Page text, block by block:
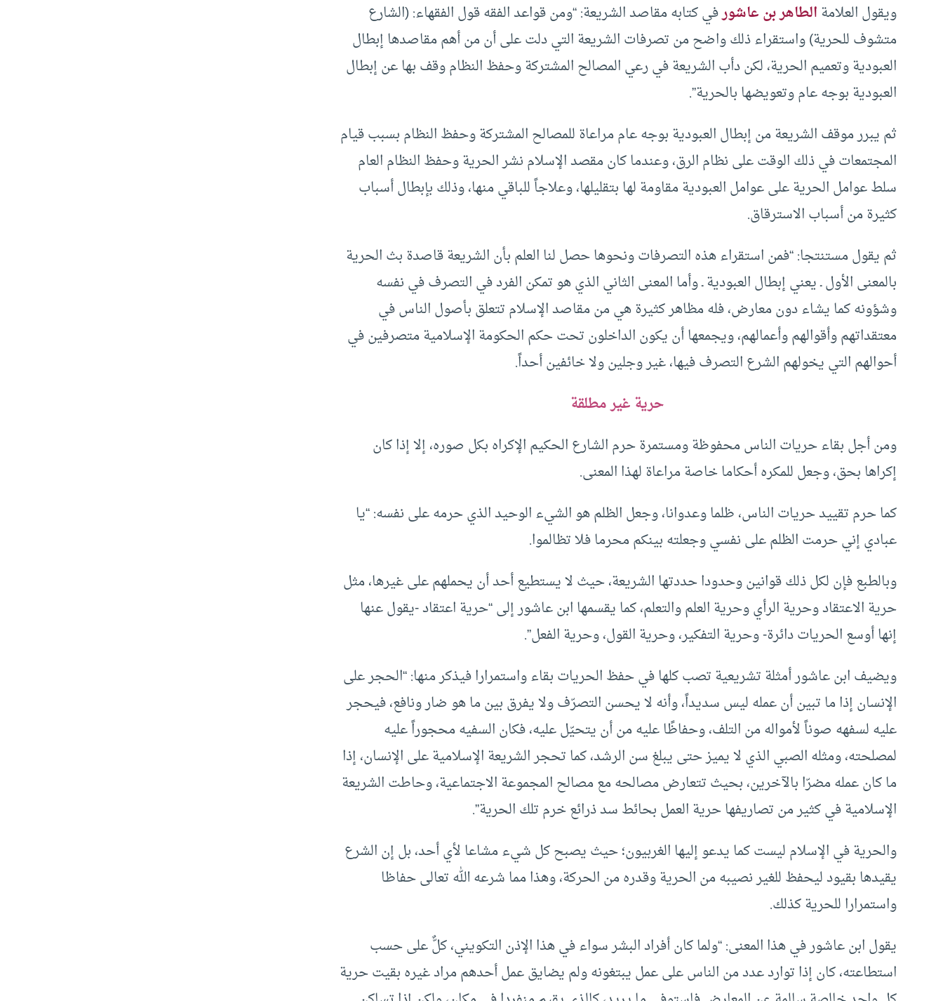
ويقول العلامةالطاهر بن عاشورفي كتابه مقاصد الشريعة: “ومن قواعد الفقه قول الفقهاء: (الشارع
متشوف للحرية) واستقراء ذلك واضح من تصرفات الشريعة التي دلت على أن من أهم مقاصدها إبطال
العبودية وتعميم الحرية، لكن دأب الشريعة في رعي المصالح المشتركة وحفظ النظام وقف بها عن إبطال
العبودية بوجه عام وتعويضها بالحرية”.
ثم يبرر موقف الشريعة من إبطال العبودية بوجه عام مراعاة للمصالح المشتركة وحفظ النظام بسبب قيام
المجتمعات في ذلك الوقت على نظام الرق، وعندما كان مقصد الإسلام نشر الحرية وحفظ النظام العام
سلط عوامل الحرية على عوامل العبودية مقاومة لها بتقليلها، وعلاجاً للباقي منها، وذلك بإبطال أسباب
كثيرة من أسباب الاسترقاق.
ثم يقول مستنتجا: “فمن استقراء هذه التصرفات ونحوها حصل لنا العلم بأن الشريعة قاصدة بث الحرية
بالمعنى الأول ـ يعني إبطال العبودية ـ وأما المعنى الثاني الذي هو تمكن الفرد في التصرف في نفسه
وشؤونه كما يشاء دون معارض، فله مظاهر كثيرة هي من مقاصد الإسلام تتعلق بأصول الناس في
معتقداتهم وأقوالهم وأعمالهم، ويجمعها أن يكون الداخلون تحت حكم الحكومة الإسلامية متصرفين في
أحوالهم التي يخولهم الشرع التصرف فيها، غير وجلين ولا خائفين أحداً.
حرية غير مطلقة
ومن أجل بقاء حريات الناس محفوظة ومستمرة حرم الشارع الحكيم الإكراه بكل صوره، إلا إذا كان
إكراها بحق، وجعل للمكره أحكاما خاصة مراعاة لهذا المعنى.
كما حرم تقييد حريات الناس، ظلما وعدوانا، وجعل الظلم هو الشيء الوحيد الذي حرمه على نفسه: “يا
عبادي إني حرمت الظلم على نفسي وجعلته بينكم محرما فلا تظالموا.
وبالطبع فإن لكل ذلك قوانين وحدودا حددتها الشريعة، حيث لا يستطيع أحد أن يحملهم على غيرها، مثل
حرية الاعتقاد وحرية الرأي وحرية العلم والتعلم، كما يقسمها ابن عاشور إلى “حرية اعتقاد -يقول عنها
إنها أوسع الحريات دائرة- وحرية التفكير، وحرية القول، وحرية الفعل”.
ويضيف ابن عاشور أمثلة تشريعية تصب كلها في حفظ الحريات بقاء واستمرارا فيذكر منها: “الحجر على
الإنسان إذا ما تبين أن عمله ليس سديداً، وأنه لا يحسن التصرّف ولا يفرق بين ما هو ضار ونافع، فيحجر
عليه لسفهه صوناً لأمواله من التلف، وحفاظًا عليه من أن يتحيّل عليه، فكان السفيه محجوراً عليه
لمصلحته، ومثله الصبي الذي لا يميز حتى يبلغ سن الرشد، كما تحجر الشريعة الإسلامية على الإنسان، إذا
ما كان عمله مضرّا بالآخرين، بحيث تتعارض مصالحه مع مصالح المجموعة الاجتماعية، وحاطت الشريعة
الإسلامية في كثير من تصاريفها حرية العمل بحائط سد ذرائع خرم تلك الحرية”.
والحرية في الإسلام ليست كما يدعو إليها الغربيون؛ حيث يصبح كل شيء مشاعا لأي أحد، بل إن الشرع
يقيدها بقيود ليحفظ للغير نصيبه من الحرية وقدره من الحركة، وهذا مما شرعه الله تعالى حفاظا
واستمرارا للحرية كذلك.
يقول ابن عاشور في هذا المعنى: “ولما كان أفراد البشر سواء في هذا الإذن التكويني، كلٌّ على حسب
استطاعته، كان إذا توارد عدد من الناس على عمل يبتغونه ولم يضايق عمل أحدهم مراد غيره بقيت حرية